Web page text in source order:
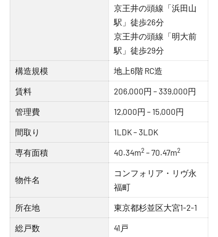
京王井の頭線「浜田山
駅」徒歩26分
京王井の頭線「明大前
駅」徒歩29分
構造規模 地上6階 RC造
賃料 206,000円 – 339,000円
管理費 12,000円 – 15,000円
間取り 1LDK – 3LDK
専有面積 40.34m2 – 70.47m2
物件名
コンフォリア・リヴ永
福町
所在地 東京都杉並区大宮1-2-1
総戸数 41戸